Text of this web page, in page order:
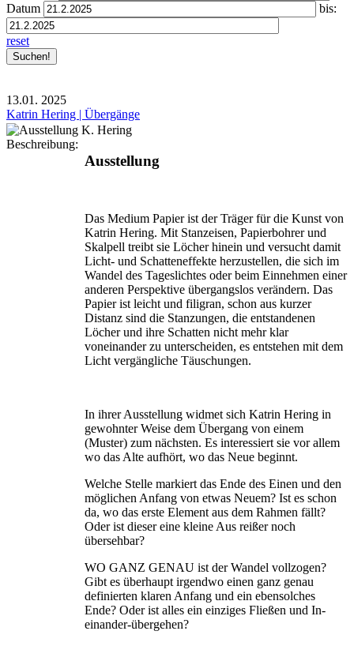
Datum
bis:
reset
13.01. 2025
Katrin Hering | Übergänge
Beschreibung:
Ausstellung
Das Medium Papier ist der Träger für die Kunst von
Katrin Hering. Mit Stanzeisen, Papierbohrer und
Skalpell treibt sie Löcher hinein und versucht damit
Licht- und Schatten­effekte herzustellen, die sich im
Wandel des Tageslichtes oder beim Einnehmen einer
anderen Perspektive über­gangslos verändern. Das
Papier ist leicht und filigran, schon aus kurzer
Distanz sind die Stanzungen, die entstandenen
Löcher und ihre Schatten nicht mehr klar
voneinander zu unterscheiden, es entstehen mit dem
Licht vergängliche Täuschungen.
In ihrer Ausstellung widmet sich Katrin Hering in
gewohnter Weise dem Übergang von einem
(Muster) zum nächsten. Es interessiert sie vor allem
wo das Alte aufhört, wo das Neue beginnt.
Welche Stelle markiert das Ende des Einen und den
möglichen Anfang von etwas Neuem? Ist es schon
da, wo das erste Element aus dem Rahmen fällt?
Oder ist dieser eine kleine Aus reißer noch
übersehbar?
WO GANZ GENAU ist der Wandel vollzogen?
Gibt es überhaupt irgendwo einen ganz genau
definierten klaren Anfang und ein eben­solches
Ende? Oder ist alles ein einziges Fließen und In-
einander-übergehen?